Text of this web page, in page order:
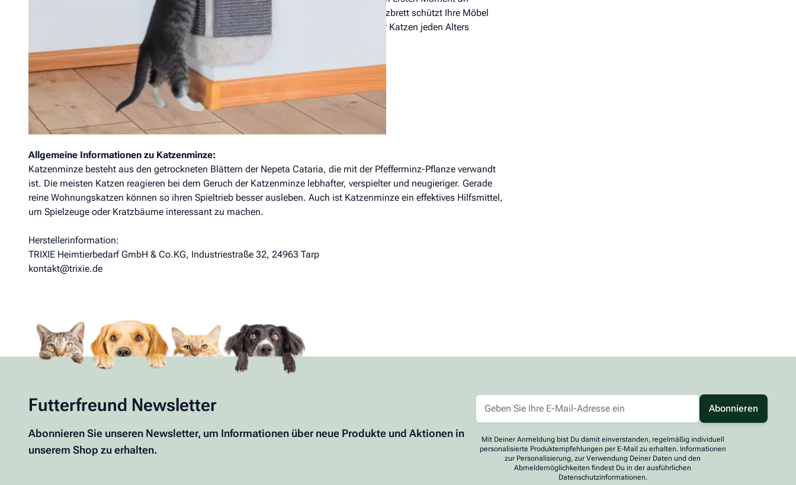
"angelockt" wird und ihren Kratzgewohnheiten freien Lauf lassen kann. Das Sisal-Kratzbrett schützt Ihre Möbel
und Teppiche vor den natürlichen Kratzgewohnheiten Ihrer Katze. Das Kratzbrett ist für Katzen jeden Alters
Sisal/Plüsch
Plüschbezogene Rückseite
Sisalteppich je 14 × 46 cm
Zum Aufhängen
Allgemeine Informationen zu Katzenminze:
Katzenminze besteht aus den getrockneten Blättern der Nepeta Cataria, die mit der Pfefferminz-Pflanze verwandt
ist. Die meisten Katzen reagieren bei dem Geruch der Katzenminze lebhafter, verspielter und neugieriger. Gerade
reine Wohnungskatzen können so ihren Spieltrieb besser ausleben. Auch ist Katzenminze ein effektives Hilfsmittel,
um Spielzeuge oder Kratzbäume interessant zu machen.
Herstellerinformation:
TRIXIE Heimtierbedarf GmbH & Co.KG, Industriestraße 32, 24963 Tarp
kontakt@trixie.de
Futterfreund Newsletter
Abonnieren Sie unseren Newsletter, um Informationen über neue Produkte und Aktionen in
unserem Shop zu erhalten.
Abonnieren
Mit Deiner Anmeldung bist Du damit einverstanden, regelmäßig individuell
personalisierte Produktempfehlungen per E-Mail zu erhalten. Informationen
zur Personalisierung, zur Verwendung Deiner Daten und den
Abmeldemöglichkeiten findest Du in der ausführlichen
Datenschutzinformationen.